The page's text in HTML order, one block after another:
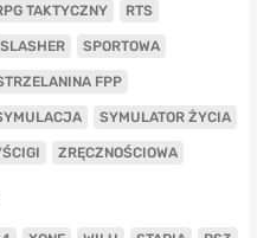
TAKTYCZNY RTS
SLASHER SPORTOWA
FPP
SYMULATOR ŻYCIA
ZRĘCZNOŚCIOWA